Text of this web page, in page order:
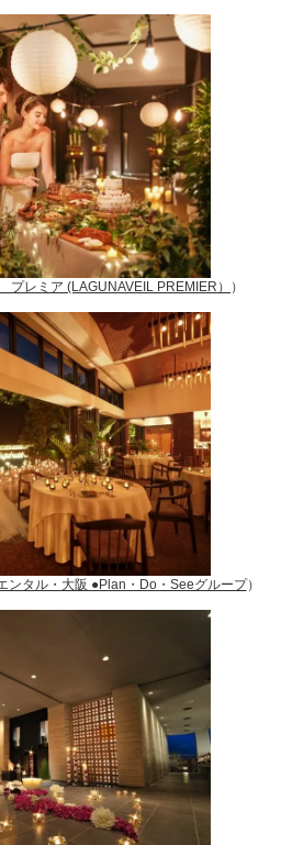
レミア (LAGUNAVEIL PREMIER） ）
ンタル・大阪 ●Plan・Do・Seeグループ）